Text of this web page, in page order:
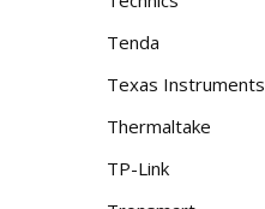
Tenda
Texas Instruments
Thermaltake
TP-Link